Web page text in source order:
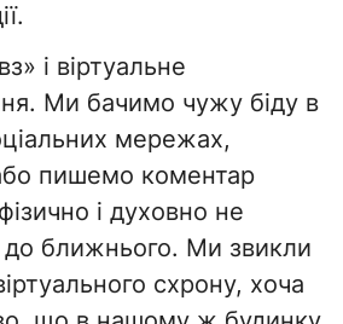
і віртуальне
Ми бачимо чужу біду в
мережах,
пишемо коментар
і духовно не
ближнього. Ми звикли
схрону, хоча